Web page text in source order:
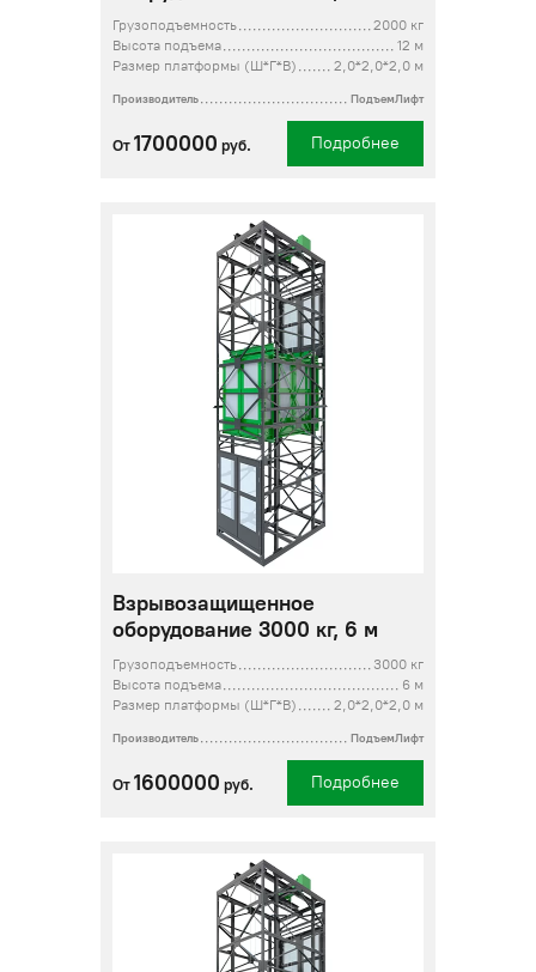
Грузоподъемность
2000 кг
Высота подъема
12 м
Размер платформы (Ш*Г*В)
2,0*2,0*2,0 м
Производитель ПодъемЛифт
От 1700000 руб. Подробнее
Взрывозащищенное
оборудование 3000 кг, 6 м
Грузоподъемность
3000 кг
Высота подъема
6 м
Размер платформы (Ш*Г*В)
2,0*2,0*2,0 м
Производитель ПодъемЛифт
От 1600000 руб. Подробнее